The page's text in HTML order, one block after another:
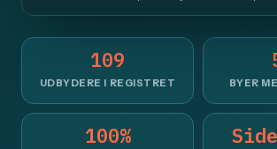
109
UDBYDERE I REGISTRET BYER
100%